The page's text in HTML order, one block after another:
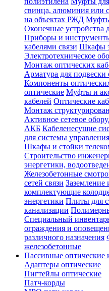
свинца, алюминия или
на объектах РЖД Муфты
Оконечные устройства
Приборы и
кабелями связи Шкафы
Электротехническое
Монтаж оптических
Арматура для подвески
Компоненты
оптические Муфты и
кабелей Оптические
Монтаж
Активное сетевое
АКБ Кабеленесущие
для системы
Шкафы и стойки
Строительство
энергетики,
Железобетонные
сетей связи Заземление
комплектующие
энергетики Плиты для
канализации
Специальный
ограждения и
различного назначения
железобетонные
Пассивные оптические
Адаптеры оптические
Пигтейлы оптические
Патч-корды